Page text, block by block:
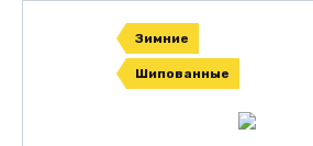
Зимние
Шипованные